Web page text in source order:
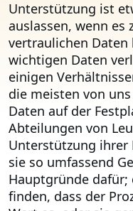
Unterstützung ist
auslassen, wenn es
vertraulichen
wichtigen Daten
einigen
die meisten von
Daten auf der
Abteilungen von
Unterstützung ihrer
sie so umfassend
Hauptgründe dafür;
finden, dass der